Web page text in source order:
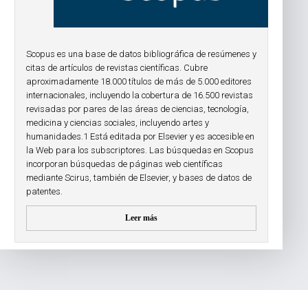
Scopus es una base de datos bibliográfica de resúmenes y
citas de artículos de revistas científicas. Cubre
aproximadamente 18.000 títulos de más de 5.000 editores
internacionales, incluyendo la cobertura de 16.500 revistas
revisadas por pares de las áreas de ciencias, tecnología,
medicina y ciencias sociales, incluyendo artes y
humanidades.1 Está editada por Elsevier y es accesible en
la Web para los subscriptores. Las búsquedas en Scopus
incorporan búsquedas de páginas web científicas
mediante Scirus, también de Elsevier, y bases de datos de
patentes.
Leer más